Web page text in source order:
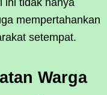
ini tidak hanya
mempertahankan
setempat.
Warga